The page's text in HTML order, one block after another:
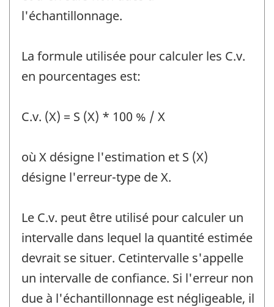
l'échantillonnage.
La formule utilisée pour calculer les C.v.
en pourcentages est:
C.v. (X) = S (X) * 100 % / X
où X désigne l'estimation et S (X)
désigne l'erreur-type de X.
Le C.v. peut être utilisé pour calculer un
intervalle dans lequel la quantité estimée
devrait se situer. Cetintervalle s'appelle
un intervalle de confiance. Si l'erreur non
due à l'échantillonnage est négligeable, il